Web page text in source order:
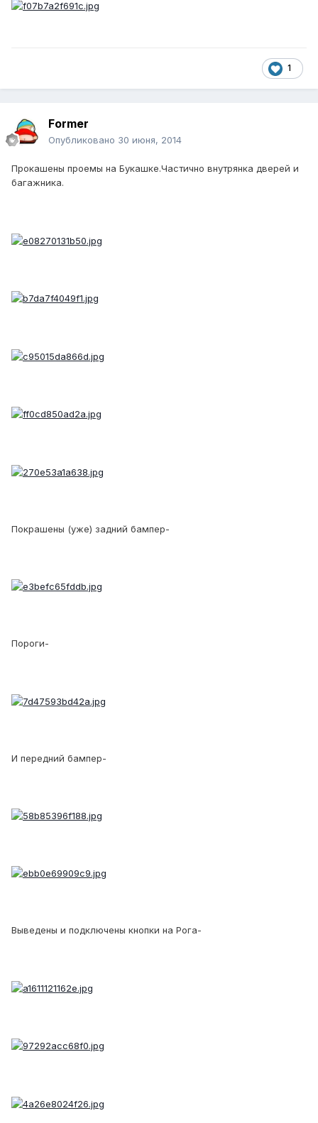
1
Former
Опубликовано 30 июня, 2014
Прокашены проемы на Букашке.Частично внутрянка дверей и
багажника.
Покрашены (уже) задний бампер-
Пороги-
И передний бампер-
Выведены и подключены кнопки на Рога-